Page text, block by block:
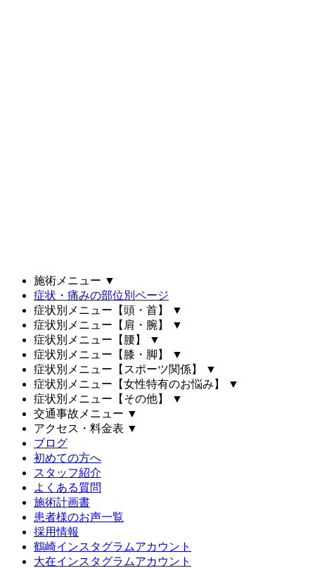
施術メニュー ▼
症状・痛みの部位別ページ
症状別メニュー【頭・首】
▼
症状別メニュー【肩・腕】
▼
症状別メニュー【腰】
▼
症状別メニュー【膝・脚】
▼
症状別メニュー【スポーツ関係】
▼
症状別メニュー【女性特有のお悩み】
▼
症状別メニュー【その他】
▼
交通事故メニュー ▼
アクセス・料金表 ▼
ブログ
初めての方へ
スタッフ紹介
よくある質問
施術計画書
患者様のお声一覧
採用情報
鶴崎インスタグラムアカウント
大在インスタグラムアカウント